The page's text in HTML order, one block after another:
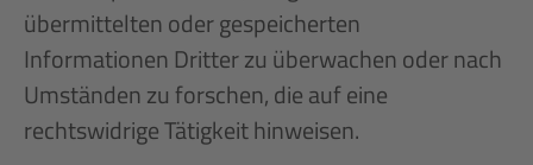
übermittelten oder gespeicherten
Informationen Dritter zu überwachen oder nach
Umständen zu forschen, die auf eine
rechtswidrige Tätigkeit hinweisen.